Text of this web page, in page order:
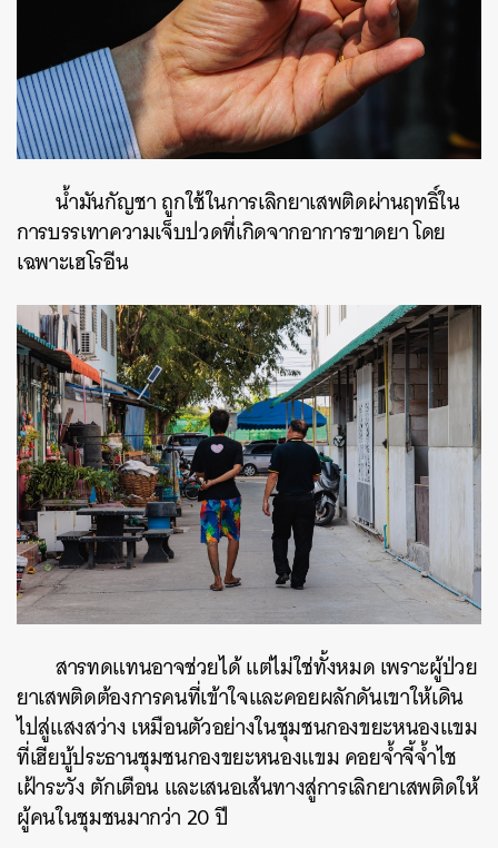
น้ำมันกัญชา ถูกใช้ในการเลิกยาเสพติดผ่านฤทธิ์ใน
การบรรเทาความเจ็บปวดที่เกิดจากอาการขาดยา โดย
เฉพาะเฮโรอีน
สารทดแทนอาจช่วยได้ แต่ไม่ใช่ทั้งหมด เพราะผู้ป่วย
ยาเสพติดต้องการคนที่เข้าใจและคอยผลักดันเขาให้เดิน
ไปสู่แสงสว่าง เหมือนตัวอย่างในชุมชนกองขยะหนองแขม
ที่เฮียบู้ประธานชุมชนกองขยะหนองแขม คอยจ้ำจี้จ้ำไช
เฝ้าระวัง ตักเตือน และเสนอเส้นทางสู่การเลิกยาเสพติดให้
ผู้คนในชุมชนมากว่า 20 ปี